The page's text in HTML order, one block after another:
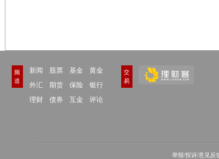
频
道
新闻 股票 基金
黄金
外汇
期货 保险
银行
理财
债券 互金 评论
交
易
举报/投诉/意见反